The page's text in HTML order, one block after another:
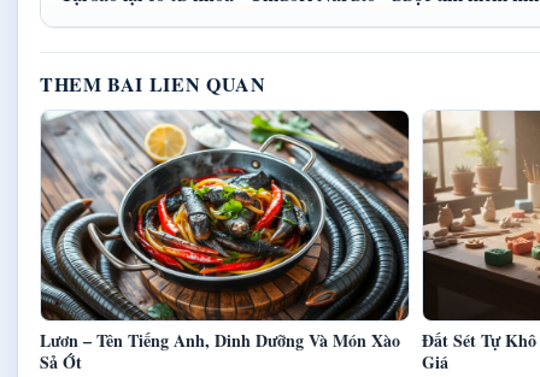
THEM BAI LIEN QUAN
Lươn – Tên Tiếng Anh, Dinh Dưỡng Và Món Xào
Sả Ớt
Đất Sét Tự
Giá